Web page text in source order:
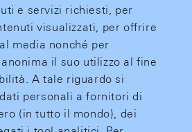
e servizi richiesti, per
visualizzati, per offrire
media nonché per
il suo utilizzo al fine
A tale riguardo si
personali a fornitori di
(in tutto il mondo), dei